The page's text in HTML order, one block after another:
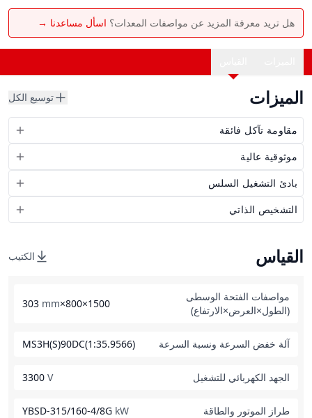
هل تريد معرفة المزيد عن مواصفات المعدات؟ اسأل مساعدنا →
الميزات توسيع الكل
مقاومة تآكل فائقة
موثوقية عالية
بادئ التشغيل السلس
التشخيص الذاتي
القياس الكتيب
مواصفات الفتحة الوسطى
(الطول×العرض×الارتفاع)
1500×800×303
mm
آلة خفض السرعة ونسبة السرعة MS3H(S)90DC(1:35.9566)
الجهد الكهربائي للتشغيل 3300 V
طراز الموتور والطاقة YBSD-315/160-4/8G kW